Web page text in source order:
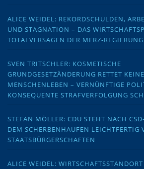
ALICE WEIDEL: REKORDSCHULDEN,
UND STAGNATION – DAS
TOTALVERSAGEN DER MERZ-REGIERUNG
SVEN TRITSCHLER: KOSMETISCHE
GRUNDGESETZÄNDERUNG RETTET KEINE
MENSCHENLEBEN – VERNÜNFTIGE
KONSEQUENTE STRAFVERFOLGUNG
STEFAN MÖLLER: CDU STEHT NACH
DEM SCHERBENHAUFEN LEICHTFERTIG
STAATSBÜRGERSCHAFTEN
ALICE WEIDEL: